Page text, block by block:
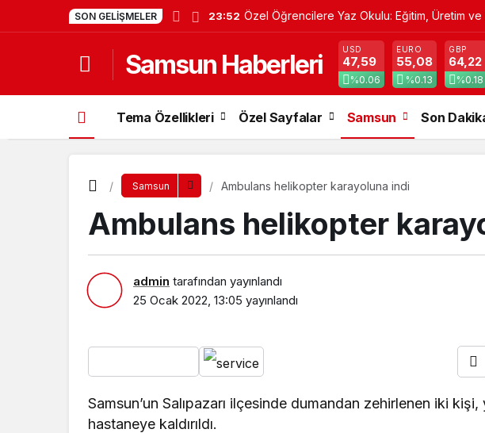
SON GELIŞMELER 23:52 Özel Öğrencilere Yaz Okulu: Eğitim, Üretim
Samsun Haberleri USD
47,59
%0.06
EURO
55,08
%0.13
GBP
64,22
%0.18
Tema Özellikleri Özel Sayfalar Samsun Son
Samsun Ambulans helikopter karayoluna indi
Ambulans helikopter
admin tarafından yayınlandı
25 Ocak 2022, 13:05 yayınlandı
Samsun’un Salıpazarı ilçesinde dumandan zehirlenen iki
hastaneye kaldırıldı.